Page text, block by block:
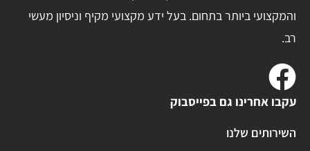
והמקצועי ביותר בתחום. בעל ידע מקצועי מקיף וניסיון מעשי
רב.
עקבו אחרינו גם בפייסבוק
השירותים שלנו